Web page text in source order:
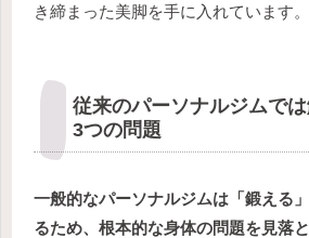
き締まった美脚を手に入れています。
従来のパーソナルジムで
3つの問題
一般的なパーソナルジムは「鍛える
るため、根本的な身体の問題を見落と